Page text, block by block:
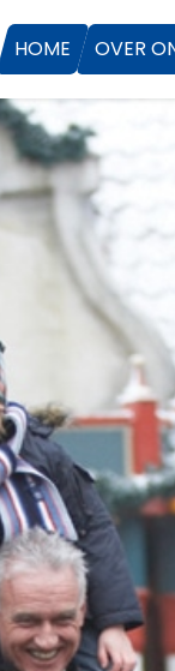
HOME OVER